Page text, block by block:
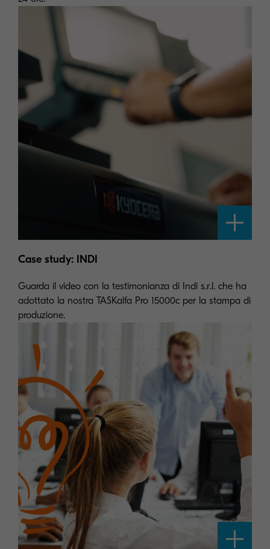
Case study: INDI
Guarda il video con la testimonianza di Indi s.r.l. che ha
adottato la nostra TASKalfa Pro 15000c per la stampa di
produzione.